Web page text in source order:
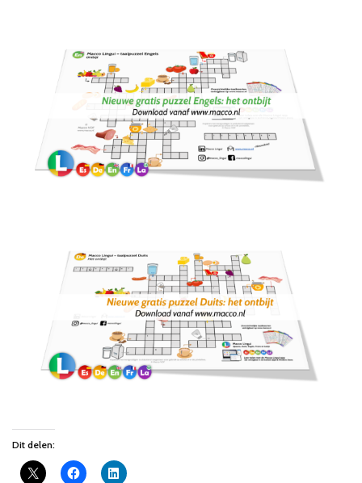
Dit delen: